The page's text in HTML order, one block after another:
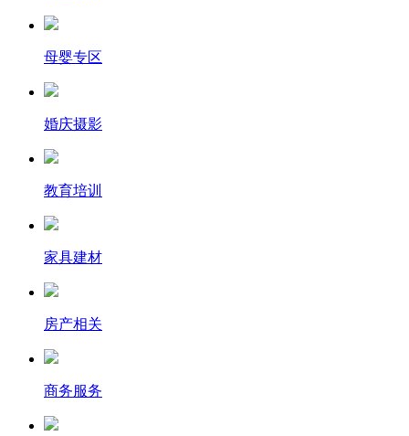
母婴专区
婚庆摄影
教育培训
家具建材
房产相关
商务服务